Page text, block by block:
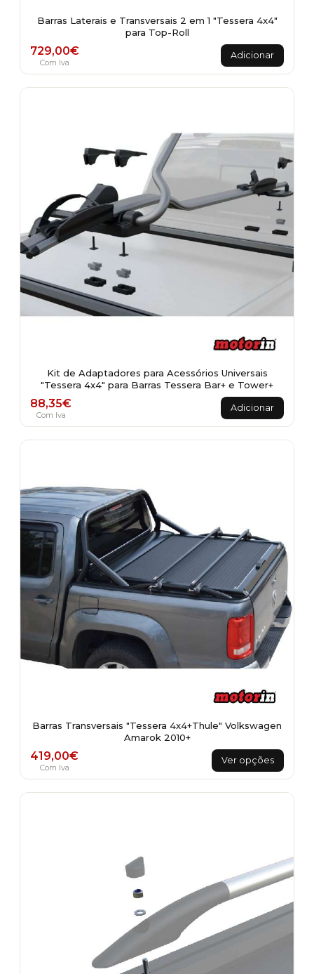
Barras Laterais e Transversais 2 em 1 "Tessera 4x4"
para Top-Roll
729,00€
Com Iva
Adicionar
Kit de Adaptadores para Acessórios Universais
"Tessera 4x4" para Barras Tessera Bar+ e Tower+
88,35€
Com Iva
Adicionar
Barras Transversais "Tessera 4x4+Thule" Volkswagen
Amarok 2010+
419,00€
Com Iva
Ver opções
This
product
has
multiple
chosen
on
the
product
page